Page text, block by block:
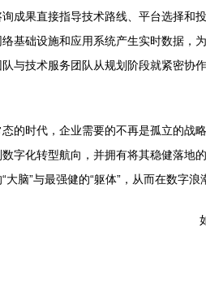
询成果直接指导技术路线、平台选择和
络基础设施和应用系统产生实时数据，
队与技术服务团队从规划阶段就紧密协
的时代，企业需要的不再是孤立的战
字化转型航向，并拥有将其稳健落地
脑”与最强健的“躯体”，从而在数字浪